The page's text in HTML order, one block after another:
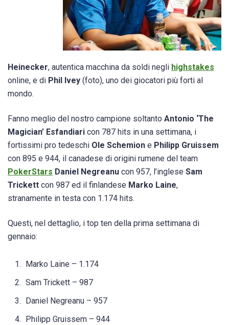
Heinecker, autentica macchina da soldi negli highstakes
online, e di Phil Ivey (foto), uno dei giocatori più forti al
mondo.
Fanno meglio del nostro campione soltanto Antonio ‘The
Magician’ Esfandiari con 787 hits in una settimana, i
fortissimi pro tedeschi Ole Schemion e Philipp Gruissem
con 895 e 944, il canadese di origini rumene del team
PokerStars Daniel Negreanu con 957, l’inglese Sam
Trickett con 987 ed il finlandese Marko Laine,
stranamente in testa con 1.174 hits.
Questi, nel dettaglio, i top ten della prima settimana di
gennaio:
Marko Laine – 1.174
Sam Trickett – 987
Daniel Negreanu – 957
Philipp Gruissem – 944